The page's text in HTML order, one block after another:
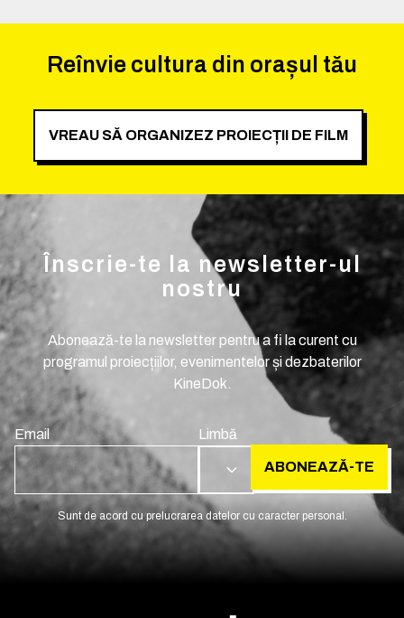
Reînvie cultura din orașul tău
VREAU SĂ ORGANIZEZ PROIECȚII DE FILM
Înscrie-te la newsletter-ul
nostru
Abonează-te la newsletter pentru a fi la curent cu
programul proiecțiilor, evenimentelor și dezbaterilor
KineDok.
Email Limbă
RO ABONEAZĂ-TE
Sunt de acord cu prelucrarea datelor cu caracter personal.